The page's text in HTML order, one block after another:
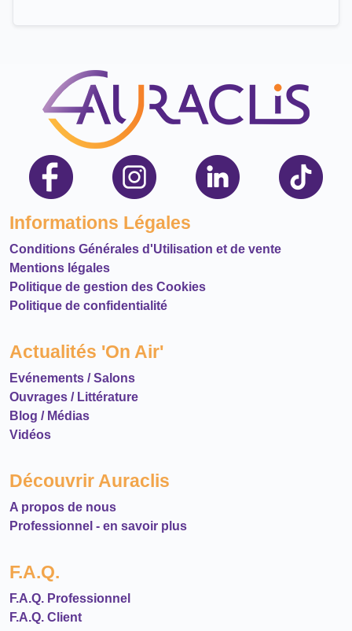
Informations Légales
Conditions Générales d'Utilisation et de vente
Mentions légales
Politique de gestion des Cookies
Politique de confidentialité
Actualités 'On Air'
Evénements / Salons
Ouvrages / Littérature
Blog / Médias
Vidéos
Découvrir Auraclis
A propos de nous
Professionnel - en savoir plus
F.A.Q.
F.A.Q. Professionnel
F.A.Q. Client